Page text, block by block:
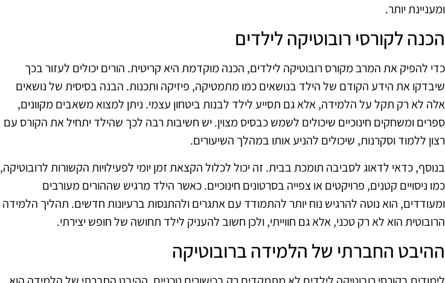
ומעניינת יותר.
הכנה לקורסי רובוטיקה לילדים
כדי להפיק את המרב מקורס רובוטיקה לילדים, הכנה מוקדמת היא קריטית. הורים יכולים לעזור בכך
שיבדקו את הידע הקודם של הילד בנושאים כמו מתמטיקה, פיזיקה ותכנות. הבנה בסיסית של נושאים
אלה לא רק תקל על הלמידה, אלא גם תסייע לילד לבנות ביטחון עצמי. ניתן למצוא משאבים מקוונים,
ספרים ומשחקים חינוכיים שיכולים לשמש כבסיס מצוין. יש חשיבות רבה לכך שהילד יתחיל את הקורס עם
רצון ללמוד וסקרנות, שיכולים להניע אותו במהלך השיעורים.
בנוסף, כדאי לדאוג לסביבה תומכת בבית. זה יכול לכלול הקצאת זמן יומי לפעילויות הקשורות לרובוטיקה,
כמו ניסויים קטנים, פרויקטים או צפייה בסרטונים חינוכיים. כאשר הילד מרגיש שההורים מעורבים
ומעודדים, הוא נוטה להרגיש נוח יותר להתמודד עם אתגרים ולהתנסות ברעיונות חדשים. תהליך הלמידה
הרובוטית הוא לא רק טכני, אלא גם חווייתי, ולכן חשוב להעניק לילד תחושה של חופש יצירתי.
ההיבט החברתי של הלמידה ברובוטיקה